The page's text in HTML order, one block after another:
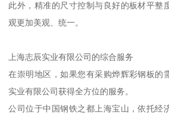
此外，精准的尺寸控制与良好的板材平整
观更加美观、统一。
上海志辰实业有限公司的综合服务
在崇明地区，如果您有采购烨辉彩钢板的
实业有限公司获得全方位的服务。
公司位于中国钢铁之都上海宝山，依托经